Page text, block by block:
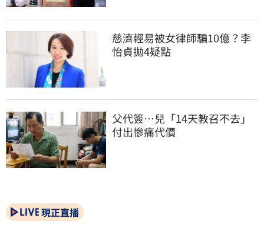
慈濟輕易被女律師騙10億？李
怡貞拋4疑點
父代簽…兒「14天教召不去」
付出慘痛代價
現正直播